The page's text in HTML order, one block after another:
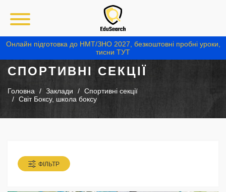
Онлайн підготовка до НМТ/ЗНО 2027, безкоштовні пробні уроки,
тисни ТУТ
СПОРТИВНІ СЕКЦІЇ
Головна Заклади
Спортивні секції
Світ Боксу, школа боксу
ФІЛЬТР